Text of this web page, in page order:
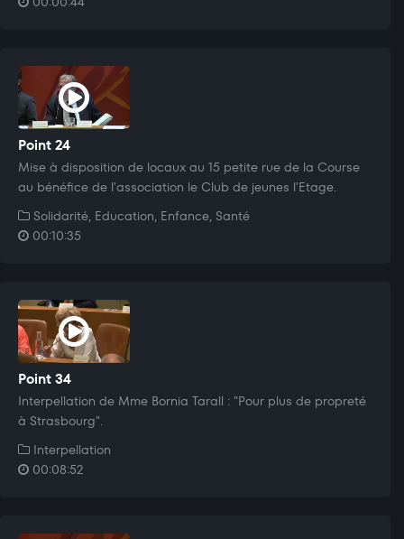
Point 24
Mise à disposition de locaux au 15 petite rue de la Course
au bénéfice de l'association le Club de jeunes l'Etage.
Solidarité, Education, Enfance, Santé
00:10:35
Point 34
Interpellation de Mme Bornia Tarall : "Pour plus de propreté
à Strasbourg".
Interpellation
00:08:52